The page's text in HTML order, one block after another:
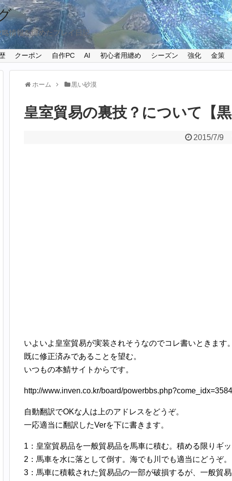
情報を纏めたプレイ日記
クーポン 自作PC AI 初心者用纏め シーズン 強化 金策
ホーム 黒い砂漠
皇室貿易の裏技？について【
2015/7/9
いよいよ皇室貿易が実装されそうなのでコレ書いときます。
既に修正済みであることを望む。
いつもの本鯖サイトからです。
http://www.inven.co.kr/board/
自動翻訳でOKな人は上のアドレスをどうぞ。
一応適当に翻訳したVerを下に書きます。
1：皇室貿易品を一般貿易品を馬車に積む。積める限りギッ
2：馬車を水に落として倒す。海でも川でも適当にどうぞ。
3：馬車に積載された貿易品の一部が破損するが、一般貿易